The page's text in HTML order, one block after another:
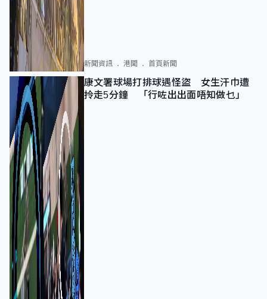
新聞資訊 港聞 首頁新聞
康文署球場打排球遇怪盜 女生汗巾遭
拎走5分鐘 「行咗出出面唔知做乜」